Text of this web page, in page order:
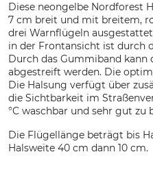
Diese neongelbe Nordforest
7 cm breit und mit breitem,
drei Warnflügeln
in der Frontansicht ist durch
Durch das Gummiband kann
abgestreift werden. Die
Die Halsung verfügt über
die Sichtbarkeit im
°C waschbar und sehr gut zu
Die Flügellänge beträgt bis
Halsweite 40 cm dann 10 cm.